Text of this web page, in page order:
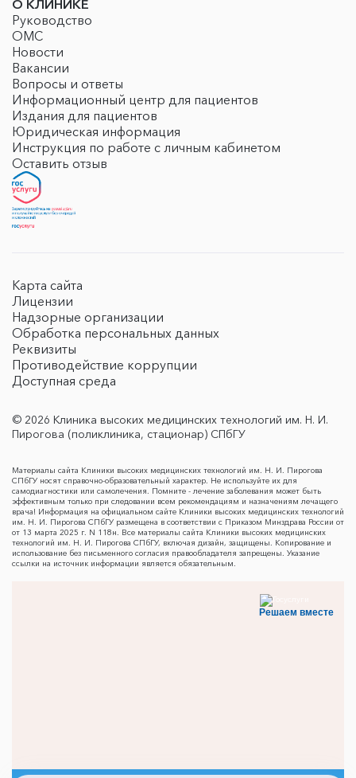
О КЛИНИКЕ
Руководство
ОМС
Новости
Вакансии
Вопросы и ответы
Информационный центр для пациентов
Издания для пациентов
Юридическая информация
Инструкция по работе с личным кабинетом
Оставить отзыв
Карта сайта
Лицензии
Надзорные организации
Обработка персональных данных
Реквизиты
Противодействие коррупции
Доступная среда
© 2026 Клиника высоких медицинских технологий им. Н. И.
Пирогова (поликлиника, стационар) СПбГУ
Материалы сайта Клиники высоких медицинских технологий им. Н. И. Пирогова
СПбГУ носят справочно-образовательный характер. Не используйте их для
самодиагностики или самолечения. Помните - лечение заболевания может быть
эффективным только при следовании всем рекомендациям и назначениям лечащего
врача! Информация на официальном сайте Клиники высоких медицинских технологий
им. Н. И. Пирогова СПбГУ размещена в соответствии с Приказом Минздрава России от
от 13 марта 2025 г. N 118н. Все материалы сайта Клиники высоких медицинских
технологий им. Н. И. Пирогова СПбГУ, включая дизайн, защищены. Копирование и
использование без письменного согласия правообладателя запрещены. Указание
ссылки на источник информации является обязательным.
Решаем вместе